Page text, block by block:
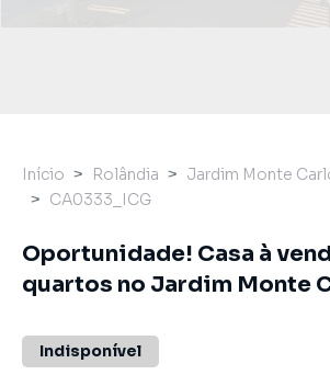
Início Rolândia Jardim Monte
CA0333_ICG
Oportunidade! Casa à
quartos no Jardim Monte
Indisponível